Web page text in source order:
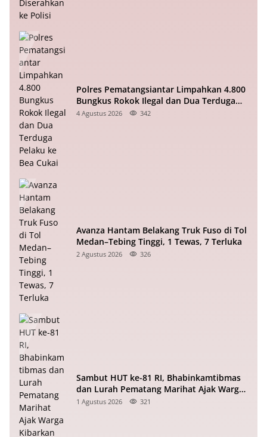
Polres Pematangsiantar Limpahkan 4.800
Bungkus Rokok Ilegal dan Dua Terduga
Pelaku ke Bea Cukai
4 Agustus 2026 342
Avanza Hantam Belakang Truk Fuso di Tol
Medan–Tebing Tinggi, 1 Tewas, 7 Terluka
2 Agustus 2026 326
Sambut HUT ke-81 RI, Bhabinkamtibmas
dan Lurah Pematang Marihat Ajak Warga
Kibarkan Merah Putih
1 Agustus 2026 321